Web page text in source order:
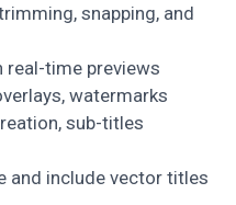
snapping, and
time previews
watermarks
sub-titles
and include vector titles